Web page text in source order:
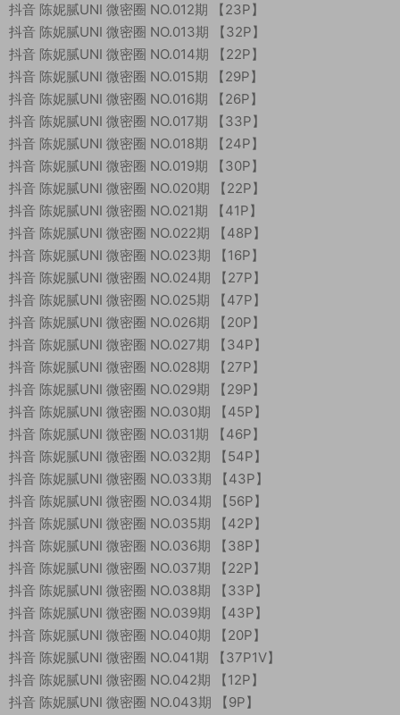
抖音 陈妮腻UNI 微密圈 NO.012期 【23P】
抖音 陈妮腻UNI 微密圈 NO.013期 【32P】
抖音 陈妮腻UNI 微密圈 NO.014期 【22P】
抖音 陈妮腻UNI 微密圈 NO.015期 【29P】
抖音 陈妮腻UNI 微密圈 NO.016期 【26P】
抖音 陈妮腻UNI 微密圈 NO.017期 【33P】
抖音 陈妮腻UNI 微密圈 NO.018期 【24P】
抖音 陈妮腻UNI 微密圈 NO.019期 【30P】
抖音 陈妮腻UNI 微密圈 NO.020期 【22P】
抖音 陈妮腻UNI 微密圈 NO.021期 【41P】
抖音 陈妮腻UNI 微密圈 NO.022期 【48P】
抖音 陈妮腻UNI 微密圈 NO.023期 【16P】
抖音 陈妮腻UNI 微密圈 NO.024期 【27P】
抖音 陈妮腻UNI 微密圈 NO.025期 【47P】
抖音 陈妮腻UNI 微密圈 NO.026期 【20P】
抖音 陈妮腻UNI 微密圈 NO.027期 【34P】
抖音 陈妮腻UNI 微密圈 NO.028期 【27P】
抖音 陈妮腻UNI 微密圈 NO.029期 【29P】
抖音 陈妮腻UNI 微密圈 NO.030期 【45P】
抖音 陈妮腻UNI 微密圈 NO.031期 【46P】
抖音 陈妮腻UNI 微密圈 NO.032期 【54P】
抖音 陈妮腻UNI 微密圈 NO.033期 【43P】
抖音 陈妮腻UNI 微密圈 NO.034期 【56P】
抖音 陈妮腻UNI 微密圈 NO.035期 【42P】
抖音 陈妮腻UNI 微密圈 NO.036期 【38P】
抖音 陈妮腻UNI 微密圈 NO.037期 【22P】
抖音 陈妮腻UNI 微密圈 NO.038期 【33P】
抖音 陈妮腻UNI 微密圈 NO.039期 【43P】
抖音 陈妮腻UNI 微密圈 NO.040期 【20P】
抖音 陈妮腻UNI 微密圈 NO.041期 【37P1V】
抖音 陈妮腻UNI 微密圈 NO.042期 【12P】
抖音 陈妮腻UNI 微密圈 NO.043期 【9P】